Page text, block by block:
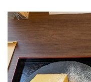
BUSINESS
WORKS
ACTION